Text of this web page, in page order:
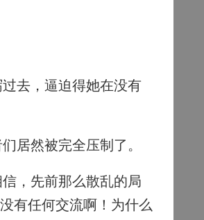
去，逼迫得她在没有
居然被完全压制了。
，先前那么散乱的局
有任何交流啊！为什么